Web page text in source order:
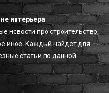
интерьера
новости про строительство,
иное. Каждый найдет для
статьи по данной